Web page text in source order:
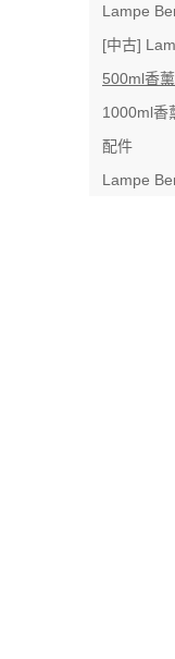
Lampe
[中古]
500ml香
1000ml香
配件
Lampe